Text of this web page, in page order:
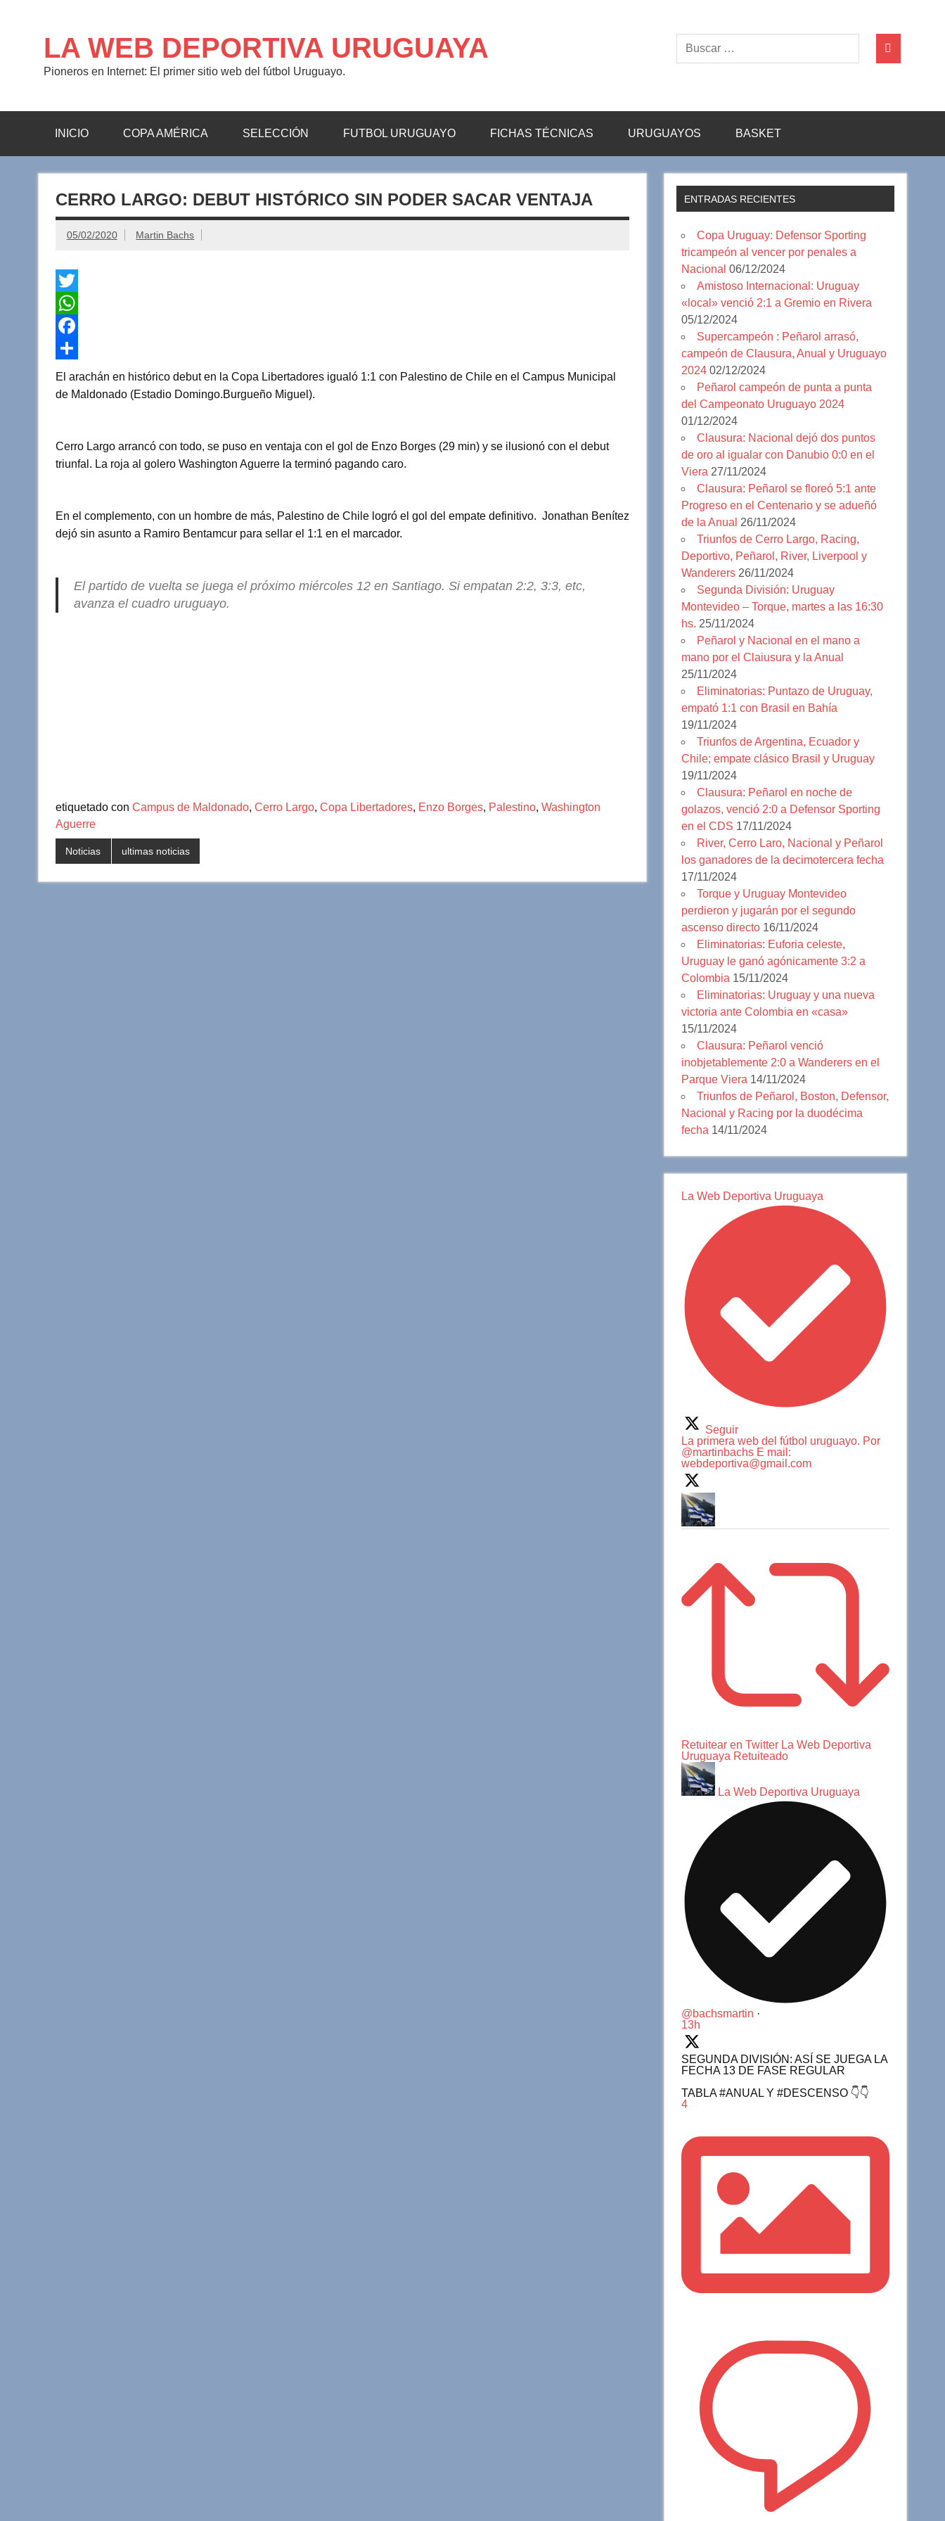
LA WEB DEPORTIVA URUGUAYA
Pioneros en Internet: El primer sitio web del fútbol Uruguayo.
INICIO COPA AMÉRICA SELECCIÓN FUTBOL URUGUAYO FICHAS TÉCNICAS URUGUAYOS BASKET
CERRO LARGO: DEBUT HISTÓRICO SIN PODER SACAR VENTAJA
05/02/2020 Martin Bachs
T
w
t
t
W
h
a
t
p
F
a
c
o
C
o
a
El arachán en histórico debut en la Copa Libertadores igualó 1:1 con Palestino de Chile en el Campus Municipal
de Maldonado (Estadio Domingo.Burgueño Miguel).
Cerro Largo arrancó con todo, se puso en ventaja con el gol de Enzo Borges (29 min) y se ilusionó con el debut
triunfal. La roja al golero Washington Aguerre la terminó pagando caro.
En el complemento, con un hombre de más, Palestino de Chile logró el gol del empate definitivo. Jonathan Benítez
dejó sin asunto a Ramiro Bentamcur para sellar el 1:1 en el marcador.
El partido de vuelta se juega el próximo miércoles 12 en Santiago. Si empatan 2:2, 3:3, etc,
avanza el cuadro uruguayo.
etiquetado con Campus de Maldonado, Cerro Largo, Copa Libertadores, Enzo Borges, Palestino, Washington
Aguerre
Noticias ultimas noticias
ENTRADAS RECIENTES
Copa Uruguay: Defensor Sporting
tricampeón al vencer por penales a
Nacional 06/12/2024
Amistoso Internacional: Uruguay
«local» venció 2:1 a Gremio en Rivera
05/12/2024
Supercampeón : Peñarol arrasó,
campeón de Clausura, Anual y Uruguayo
2024 02/12/2024
Peñarol campeón de punta a punta
del Campeonato Uruguayo 2024
01/12/2024
Clausura: Nacional dejó dos puntos
de oro al igualar con Danubio 0:0 en el
Viera 27/11/2024
Clausura: Peñarol se floreó 5:1 ante
Progreso en el Centenario y se adueñó
de la Anual 26/11/2024
Triunfos de Cerro Largo, Racing,
Deportivo, Peñarol, River, Liverpool y
Wanderers 26/11/2024
Segunda División: Uruguay
Montevideo – Torque, martes a las 16:30
hs. 25/11/2024
Peñarol y Nacional en el mano a
mano por el Claiusura y la Anual
25/11/2024
Eliminatorias: Puntazo de Uruguay,
empató 1:1 con Brasil en Bahía
19/11/2024
Triunfos de Argentina, Ecuador y
Chile; empate clásico Brasil y Uruguay
19/11/2024
Clausura: Peñarol en noche de
golazos, venció 2:0 a Defensor Sporting
en el CDS 17/11/2024
River, Cerro Laro, Nacional y Peñarol
los ganadores de la decimotercera fecha
17/11/2024
Torque y Uruguay Montevideo
perdieron y jugarán por el segundo
ascenso directo 16/11/2024
Eliminatorias: Euforia celeste,
Uruguay le ganó agónicamente 3:2 a
Colombia 15/11/2024
Eliminatorias: Uruguay y una nueva
victoria ante Colombia en «casa»
15/11/2024
Clausura: Peñarol venció
inobjetablemente 2:0 a Wanderers en el
Parque Viera 14/11/2024
Triunfos de Peñarol, Boston, Defensor,
Nacional y Racing por la duodécima
fecha 14/11/2024
La Web Deportiva Uruguaya
Seguir
La primera web del fútbol uruguayo. Por
@martinbachs E mail:
webdeportiva@gmail.com
Retuitear en Twitter La Web Deportiva
Uruguaya Retuiteado
La Web Deportiva Uruguaya
@bachsmartin ·
13h
SEGUNDA DIVISIÓN: ASÍ SE JUEGA LA
FECHA 13 DE FASE REGULAR
TABLA #ANUAL Y #DESCENSO 👇👇
4